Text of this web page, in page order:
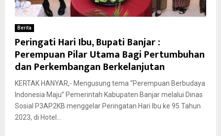
Berita
Peringati Hari Ibu, Bupati Banjar :
Perempuan Pilar Utama Bagi Pertumbuhan
dan Perkembangan Berkelanjutan
KERTAK HANYAR,- Mengusung tema “Perempuan Berbudaya
Indonesia Maju” Pemerintah Kabupaten Banjar melalui Dinas
Sosial P3AP2KB menggelar Peringatan Hari Ibu ke 95 Tahun
2023, di Hotel...